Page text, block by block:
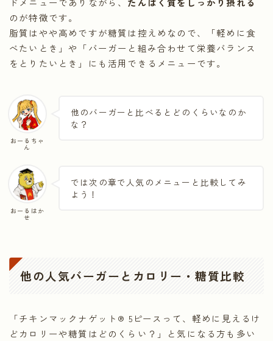
のが特徴です。
脂質はやや高めですが糖質は控えめなので、「軽めに食
べたいとき」や「バーガーと組み合わせて栄養バランス
をとりたいとき」にも活用できるメニューです。
おーるちゃ
ん
他のバーガーと比べるとどのくらいなのか
な？
おーるはか
せ
では次の章で人気のメニューと比較してみ
よう！
他の人気バーガーとカロリー・糖質比較
「チキンマックナゲット® 5ピースって、軽めに見えるけ
どカロリーや糖質はどのくらい？」と気になる方も多い